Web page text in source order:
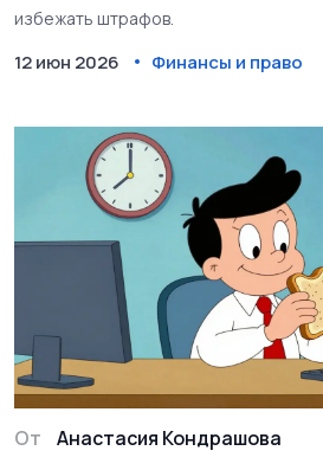
избежать штрафов.
12 июн 2026 Финансы и право
От Анастасия Кондрашова